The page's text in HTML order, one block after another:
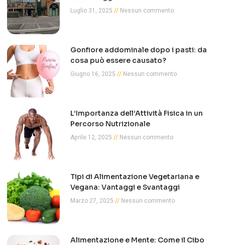
Luglio 31, 2025
Nessun commento
Gonfiore addominale dopo i pasti: da
cosa può essere causato?
Giugno 16, 2025
Nessun commento
L’Importanza dell’Attività Fisica in un
Percorso Nutrizionale
Aprile 12, 2025
Nessun commento
Tipi di Alimentazione Vegetariana e
Vegana: Vantaggi e Svantaggi
Marzo 27, 2025
Nessun commento
Alimentazione e Mente: Come il Cibo